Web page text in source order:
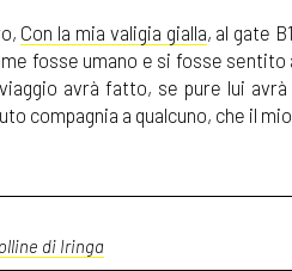
Con la mia valigia gialla, al gate
fosse umano e si fosse
avrà fatto, se pure lui
compagnia a qualcuno, che il
di Iringa